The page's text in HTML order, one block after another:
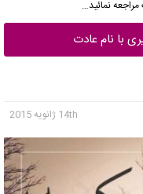
نمائید…
با نام عادت
14th ژانویه 2015